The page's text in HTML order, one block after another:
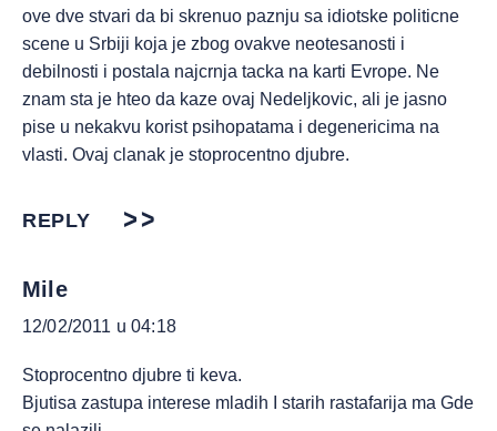
ove dve stvari da bi skrenuo paznju sa idiotske politicne
scene u Srbiji koja je zbog ovakve neotesanosti i
debilnosti i postala najcrnja tacka na karti Evrope. Ne
znam sta je hteo da kaze ovaj Nedeljkovic, ali je jasno
pise u nekakvu korist psihopatama i degenericima na
vlasti. Ovaj clanak je stoprocentno djubre.
REPLY
Mile
12/02/2011 u 04:18
Stoprocentno djubre ti keva.
Bjutisa zastupa interese mladih I starih rastafarija ma Gde